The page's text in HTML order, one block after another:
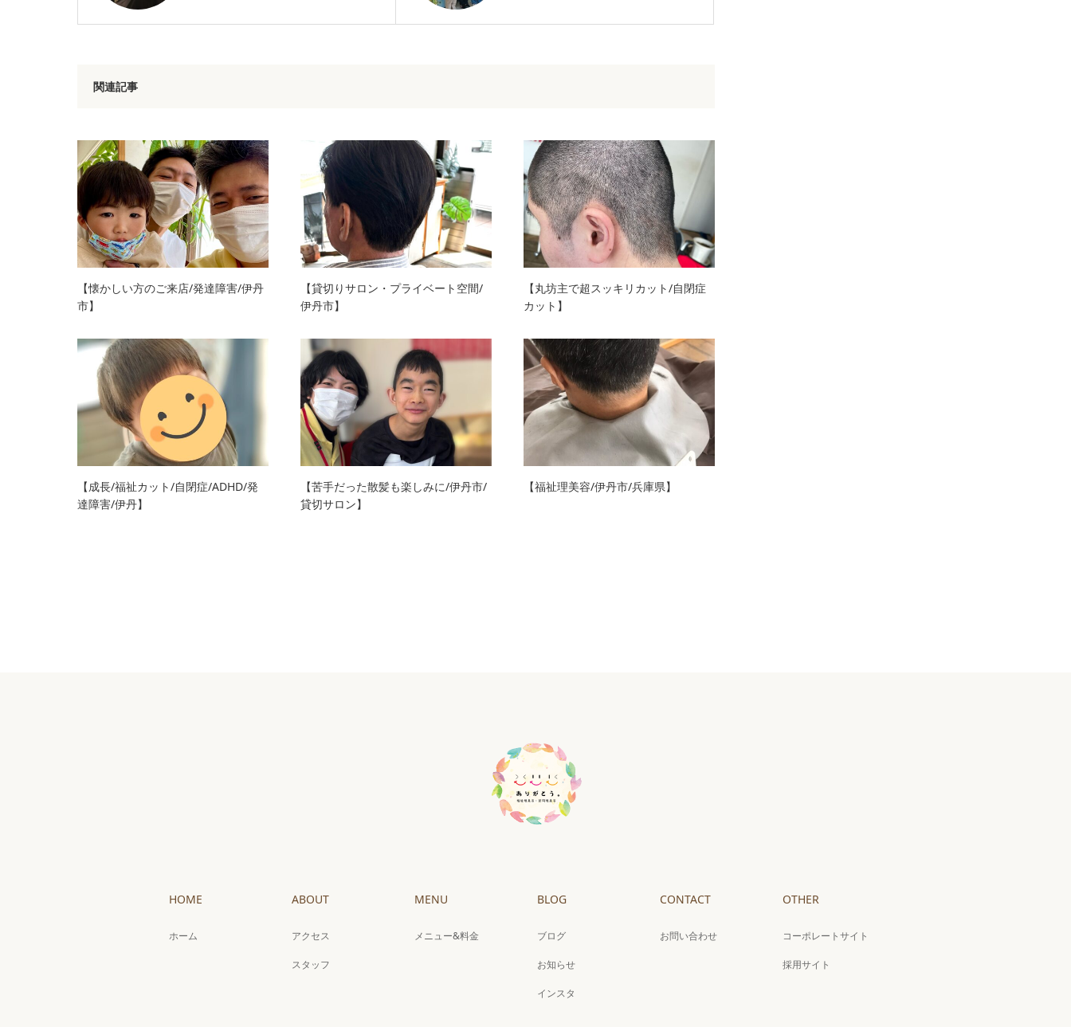
関連記事
【懐かしい方のご来店/発達障害/伊丹
市】
【貸切りサロン・プライベート空間/
伊丹市】
【丸坊主で超スッキリカット/自閉症
カット】
【成長/福祉カット/自閉症/ADHD/発
達障害/伊丹】
【苦手だった散髪も楽しみに/伊丹市/
貸切サロン】
【福祉理美容/伊丹市/兵庫県】
HOME
ホーム
ABOUT
アクセス
スタッフ
MENU
メニュー&料金
BLOG
ブログ
お知らせ
インスタ
CONTACT
お問い合わせ
OTHER
コーポレートサイト
採用サイト